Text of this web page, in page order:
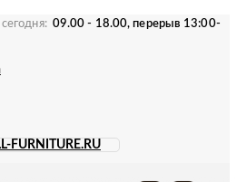
09.00 - 18.00, перерыв 13:00-
FURNITURE.RU